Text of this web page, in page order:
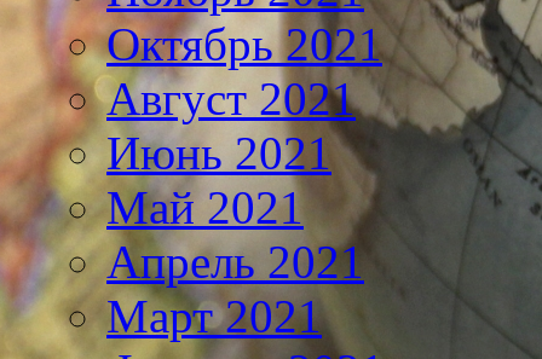
Октябрь 2021
Август 2021
Июнь 2021
Май 2021
Апрель 2021
Март 2021